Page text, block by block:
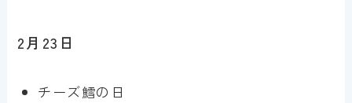
2月23日
チーズ鱈の日